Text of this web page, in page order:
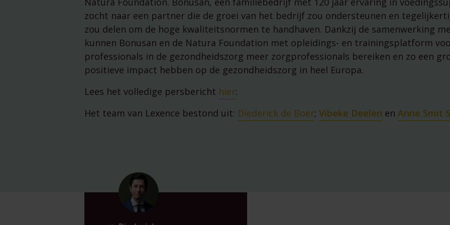
managementparticipaties
Digitale Compliance
zocht naar een partner die de groei van het bedrijf zou ondersteunen en
zou delen om de hoge kwaliteitsnormen te handhaven. Dankzij de samenwerking
kunnen Bonusan en de Natura Foundation met opleidings- en trainingsplatform
professionals in de gezondheidszorg meer zorgprofessionals bereiken en zo een
positieve impact hebben op de gezondheidszorg in heel Europa.
Lees het volledige persbericht hier:
Het team van Lexence bestond uit: Diederick de Boer; Vibeke Deelen en Anne Smit